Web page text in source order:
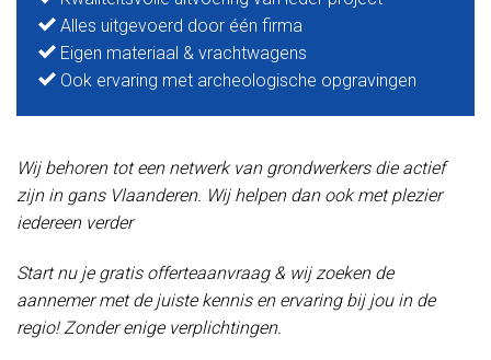
Alles uitgevoerd door één firma
Eigen materiaal & vrachtwagens
Ook ervaring met archeologische opgravingen
Wij behoren tot een netwerk van grondwerkers die actief
zijn in gans Vlaanderen. Wij helpen dan ook met plezier
iedereen verder
Start nu je gratis offerteaanvraag & wij zoeken de
aannemer met de juiste kennis en ervaring bij jou in de
regio! Zonder enige verplichtingen.